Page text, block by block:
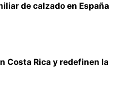
de calzado en España
Costa Rica y redefinen la